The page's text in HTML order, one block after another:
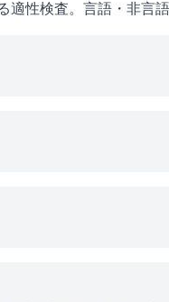
適性検査。言語・非言